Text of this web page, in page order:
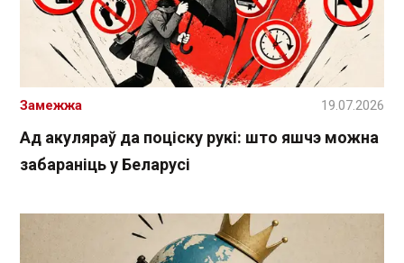
Ад акуляраў да поціску рукі: што яшчэ можна
забараніць у Беларусі
Замежжа 19.07.2026